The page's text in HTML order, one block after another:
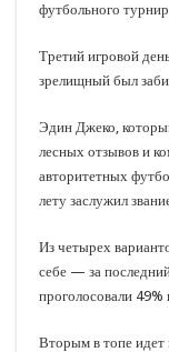
футбольного
Третий игровой
зрелищный был
Эдин Джеко,
лесных отзывов и
авторитетных
лету заслужил
Из четырех
себе — за
проголосовали 49%
Вторым в топе идет